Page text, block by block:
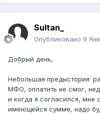
Sultan_
Опубликовано 9
Добрый день,
Небольшая предыстория:
МФО, оплатить не смог,
и когда я согласился, мне
имеющейся сумме, надо